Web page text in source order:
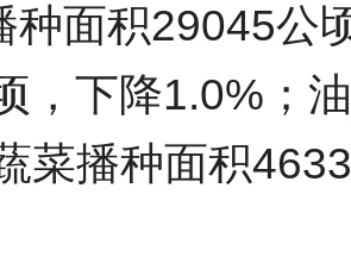
种面积29045公
，下降1.0%；
菜播种面积